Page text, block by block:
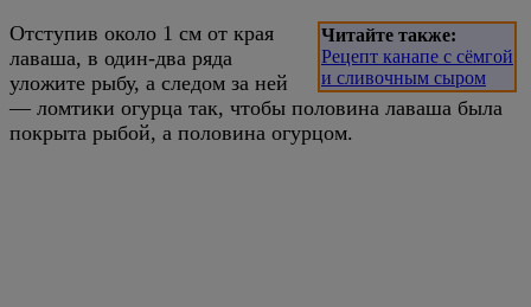
Читайте также:
Рецепт канапе с сёмгой
и сливочным сыром
Отступив около 1 см от края
лаваша, в один-два ряда
уложите рыбу, а следом за ней
— ломтики огурца так, чтобы половина лаваша была
покрыта рыбой, а половина огурцом.